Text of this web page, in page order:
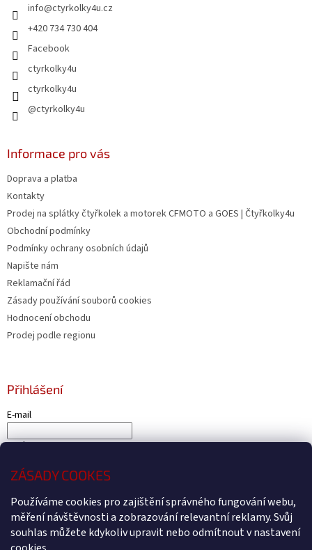
ZÁSADY COOKES
Používáme cookies pro zajištění správného fungování webu,
měření návštěvnosti a zobrazování relevantní reklamy. Svůj
souhlas můžete kdykoliv upravit nebo odmítnout v nastavení
info@ctyrkolky4u.cz
+420 734 730 404
Facebook
ctyrkolky4u
ctyrkolky4u
@ctyrkolky4u
Informace pro vás
Doprava a platba
Kontakty
Prodej na splátky čtyřkolek a motorek CFMOTO a GOES | Čtyřkolky4u
Obchodní podmínky
Podmínky ochrany osobních údajů
Napište nám
Reklamační řád
Zásady používání souborů cookies
Hodnocení obchodu
Prodej podle regionu
Přihlášení
E-mail
Heslo
PŘIHLÁSIT SE
Nová registraceZapomenuté heslo